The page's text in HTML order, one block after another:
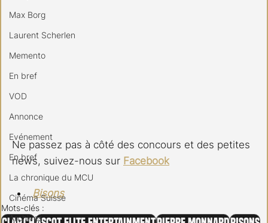
Max Borg
Laurent Scherlen
Memento
En bref
VOD
Annonce
Evénement
En bref
La chronique du MCU
Cinéma Suisse
Archives
Ne passez pas à côté des concours et des petites
news, suivez-nous sur Facebook
Bisons
Mots-clés :